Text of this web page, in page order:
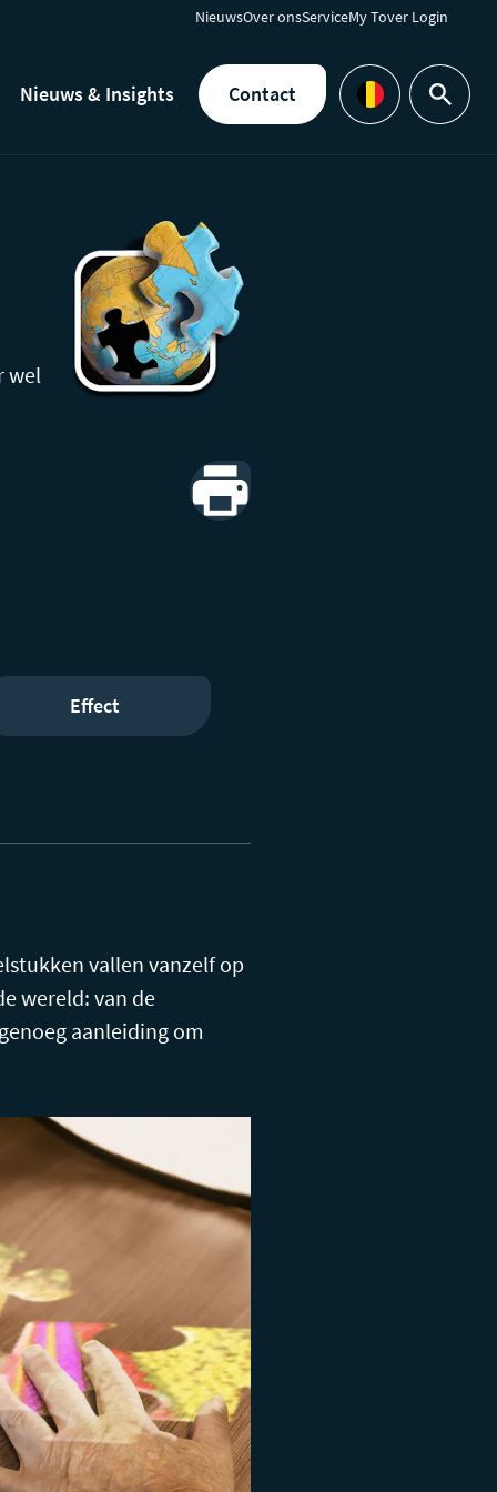
NieuwsOver onsServiceMy Tover Login
Nieuws & Insights
Contact
Languages
Zoeken
wel
Print
Effect
vallen vanzelf op
wereld: van de
aanleiding om